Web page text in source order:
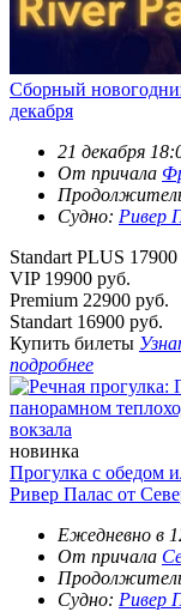
Сборный
декабря
21 декабря
От причала
Судно: Ривер
Standart PLUS
VIP 19900 руб.
Premium 22900 руб.
Standart 16900 руб.
Купить билеты
подробнее
новинка
Прогулка с обедом
Ривер Палас от
Ежедневно в
От причала
Судно: Ривер